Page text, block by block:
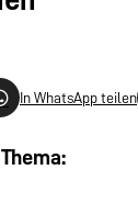
In WhatsApp teilen